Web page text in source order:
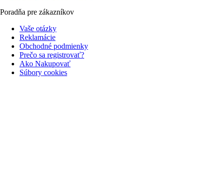
Poradňa pre zákazníkov
Vaše otázky
Reklamácie
Obchodné podmienky
Prečo sa registrovať?
Ako Nakupovať
Súbory cookies